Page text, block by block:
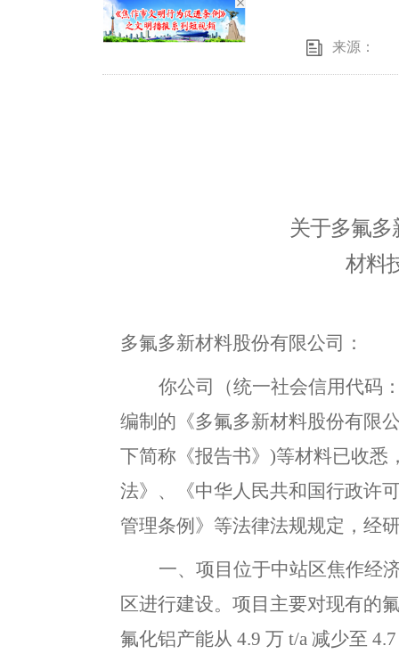
来源：
关于多氟多
材料
多氟多新材料股份有限公司 ：
你公司
（统一社会信用代码
编制的《多氟多新材料股份有限
下简称《报告书》)等材料已收悉
法》、《中华人民共和国行政许
管理条例》等法律法规规定 ， 经
一、项目位于中站区焦作经
区进行建设。项目主要对现有的
氟化铝产能从 4.9 万 t/a 减少至